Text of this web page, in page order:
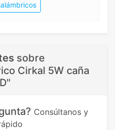
sobre
Cirkal 5W caña
Consúltanos y